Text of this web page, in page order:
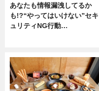
あなたも情報漏洩してるか
も!?“やってはいけない”セキ
ュリティNG行動…